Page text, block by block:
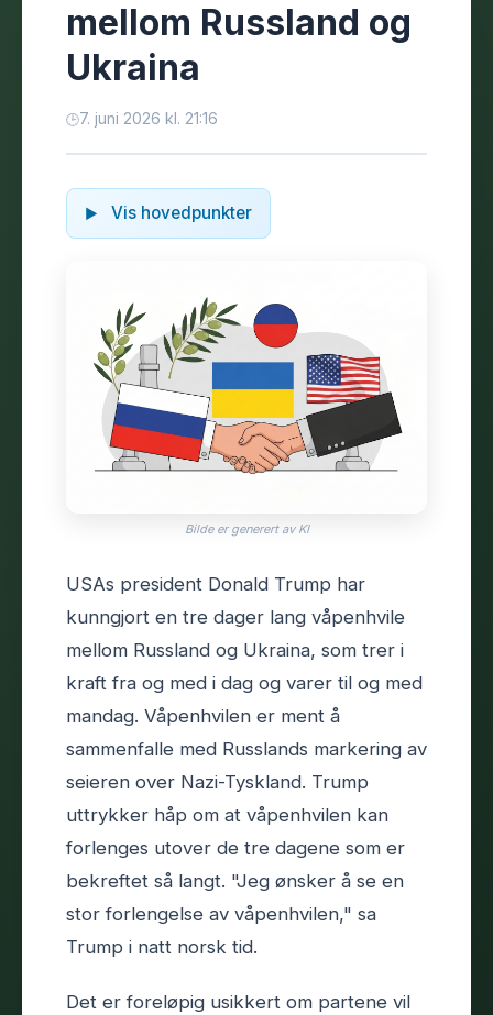
mellom Russland og
Ukraina
7. juni 2026 kl. 21:16
Vis hovedpunkter
Bilde er generert av KI
USAs president Donald Trump har
kunngjort en tre dager lang våpenhvile
mellom Russland og Ukraina, som trer i
kraft fra og med i dag og varer til og med
mandag. Våpenhvilen er ment å
sammenfalle med Russlands markering av
seieren over Nazi-Tyskland. Trump
uttrykker håp om at våpenhvilen kan
forlenges utover de tre dagene som er
bekreftet så langt. "Jeg ønsker å se en
stor forlengelse av våpenhvilen," sa
Trump i natt norsk tid.
Det er foreløpig usikkert om partene vil